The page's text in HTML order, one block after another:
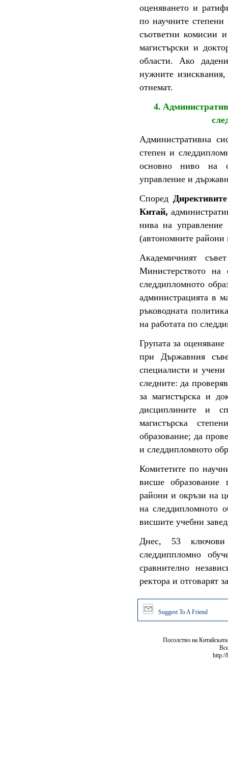
оценяването и
по научните
съответни комисии
магистърски и
области. Ако
нужните
отнемат.
4. A
Aдминистративна
степен и
основно ниво на
управление и
Според
Китай,
нива на управление
(автономните райони
Академичният
Министерството на
следдипломното
администрацията в
ръководната
на работата по
Групата за
при Държавния
специалисти и
следните: да
за магистърска и
дисциплините и
магистърска
образование; да
и следдипломното
Комитетите по
висше образование
райони и окръзи на
на следдипломното
висшите учебни
Днес, 53 ключови
следдиппломно
сравнително
ректора и отговарят
Suggest To A Friend
Посолство на
http://